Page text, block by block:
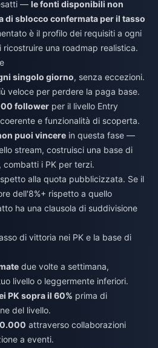
— le fonti disponibili non
di sblocco confermata per il tasso
è il profilo dei requisiti a ogni
una roadmap realistica.
singolo giorno, senza eccezioni.
veloce per perdere la paga base.
follower per il livello Entry
e funzionalità di scoperta.
puoi vincere in questa fase —
stream, costruisci una base di
combatti i PK per terzi.
alla quota pubblicizzata. Se il
dell'8%+ rispetto a quello
ha una clausola di suddivisione
di vittoria nei PK e la base di
due volte a settimana,
livello o leggermente inferiori.
PK sopra il 60% prima di
del livello.
attraverso collaborazioni
a eventi.